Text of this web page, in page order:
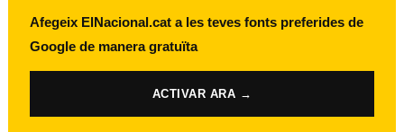
Afegeix ElNacional.cat a les teves fonts preferides de
Google de manera gratuïta
ACTIVAR ARA →